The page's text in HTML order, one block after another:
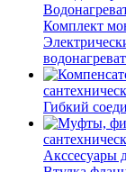
Комплект
Гибкий
Акссесуары